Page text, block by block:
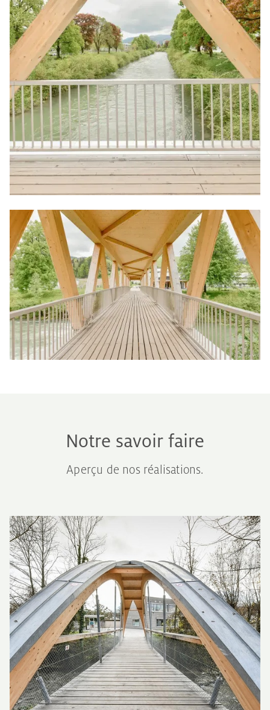
Notre savoir faire
Aperçu de nos réalisations.